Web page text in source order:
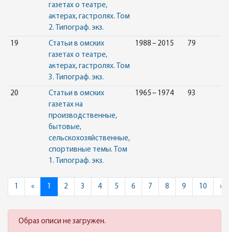
газетах о театре,
актерах, гастролях. Том
2. Типограф. экз.
19
Статьи в омских
газетах о театре,
актерах, гастролях. Том
3. Типограф. экз.
1988 – 2015 79
20
Статьи в омских
газетах на
производственные,
бытовые,
сельскохозяйственные,
спортивные темы. Том
1. Типограф. экз.
1965 – 1974 93
1 «Previous
1 2 3 4 5 6 7 8 9 10 »
Образ описи не загружен.